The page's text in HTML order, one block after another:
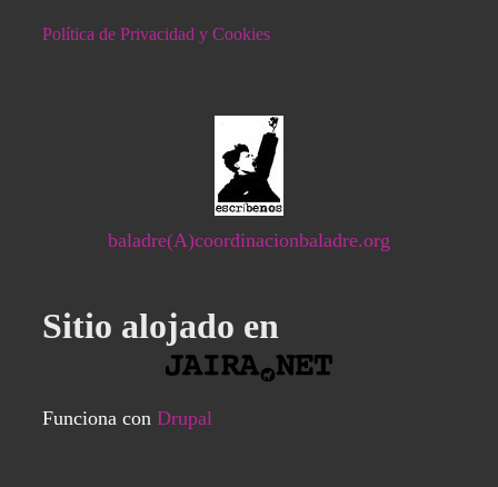
Política de Privacidad y Cookies
baladre(A)coordinacionbaladre.org
Sitio alojado en
Funciona con Drupal